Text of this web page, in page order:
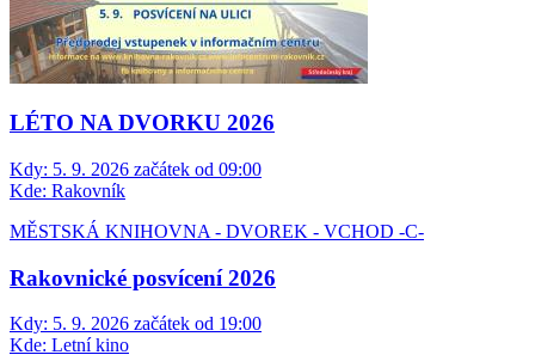
LÉTO NA DVORKU 2026
Kdy: 5. 9. 2026 začátek od 09:00
Kde: Rakovník
MĚSTSKÁ KNIHOVNA - DVOREK - VCHOD -C-
Rakovnické posvícení 2026
Kdy: 5. 9. 2026 začátek od 19:00
Kde: Letní kino